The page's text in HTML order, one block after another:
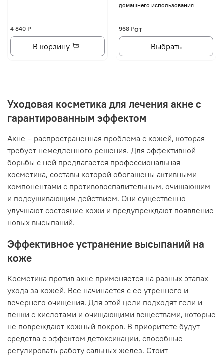
4 840 ₽
В корзину
домашнего использования
от
968 ₽
Выбрать
Уходовая косметика для лечения акне с
гарантированным эффектом
Акне – распространенная проблема с кожей, которая
требует немедленного решения. Для эффективной
борьбы с ней предлагается профессиональная
косметика, составы которой обогащены активными
компонентами с противовоспалительным, очищающим
и подсушивающим действием. Они существенно
улучшают состояние кожи и предупреждают появление
новых высыпаний.
Эффективное устранение высыпаний на
коже
Косметика против акне применяется на разных этапах
ухода за кожей. Все начинается с ее утреннего и
вечернего очищения. Для этой цели подходят гели и
пенки с кислотами и очищающими веществами, которые
не повреждают кожный покров. В приоритете будут
средства с эффектом детоксикации, способные
регулировать работу сальных желез. Стоит